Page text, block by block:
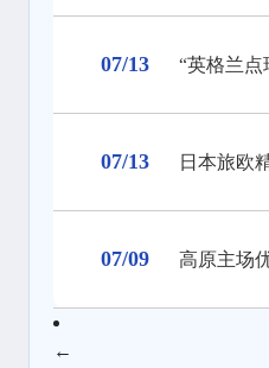
07/13 “英格兰点球魔咒
07/13 日本旅欧精英
07/09 高原主场优势：
←